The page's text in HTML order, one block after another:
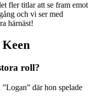
fler titlar att se fram emot
och vi ser med
härnäst!
roll?
där hon spelade